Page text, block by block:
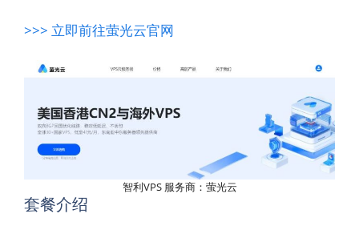
>>> 立即前往萤光云官网
智利VPS 服务商：萤光云
套餐介绍